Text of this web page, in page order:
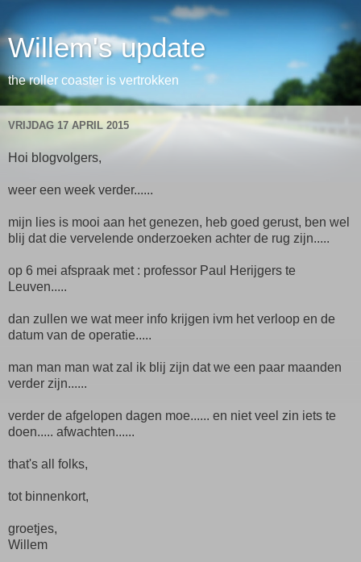
Willem's update
the roller coaster is vertrokken
VRIJDAG 17 APRIL 2015
Hoi blogvolgers,
weer een week verder......
mijn lies is mooi aan het genezen, heb goed gerust, ben wel
blij dat die vervelende onderzoeken achter de rug zijn.....
op 6 mei afspraak met : professor Paul Herijgers te
Leuven.....
dan zullen we wat meer info krijgen ivm het verloop en de
datum van de operatie.....
man man man wat zal ik blij zijn dat we een paar maanden
verder zijn......
verder de afgelopen dagen moe...... en niet veel zin iets te
doen..... afwachten......
that's all folks,
tot binnenkort,
groetjes,
Willem